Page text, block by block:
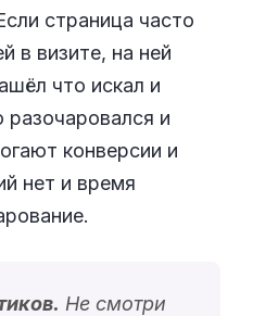
страница часто
в визите, на ней
что искал и
разочаровался и
конверсии и
нет и время
Не смотри